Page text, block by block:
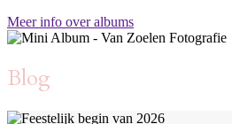
Meer info over albums
Blog